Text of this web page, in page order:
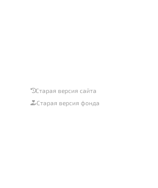
Старая версия сайта
Старая версия фонда